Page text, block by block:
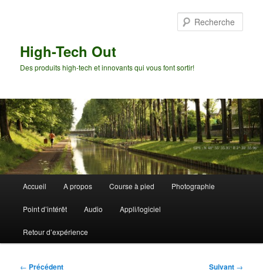
High-Tech Out
Des produits high-tech et innovants qui vous font sortir!
principal
Accueil A propos Course à pied Photographie
Point d’intérêt Audio Appli/logiciel
Retour d’expérience
Navigation
← Précédent Suivant →